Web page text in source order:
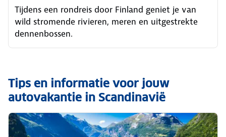
Tijdens een rondreis door Finland geniet je van
wild stromende rivieren, meren en uitgestrekte
dennenbossen.
Tips en informatie voor jouw
autovakantie in Scandinavië